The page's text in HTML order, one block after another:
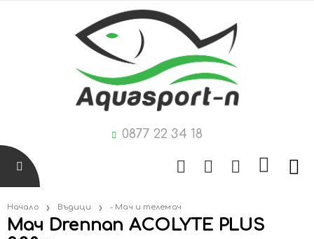
0877 22 34 18
Начало Въдици - Мач и телемач
Мач Drennan ACOLYTE PLUS